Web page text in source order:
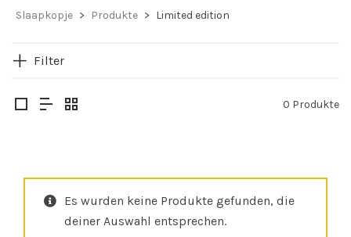
Slaapkopje > Produkte > Limited edition
Filter
0 Produkte
Es wurden keine Produkte gefunden, die
deiner Auswahl entsprechen.